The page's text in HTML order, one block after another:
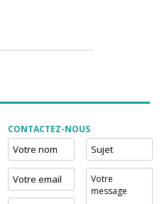
CONTACTEZ-NOUS